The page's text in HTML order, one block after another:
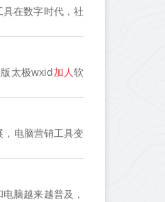
在数字时代，社
太极wxid加人软
电脑营销工具变
电脑越来越普及，